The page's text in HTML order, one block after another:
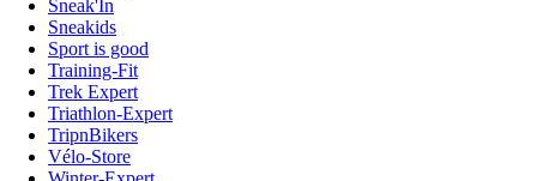
Sneak'In
Sneakids
Sport is good
Training-Fit
Trek Expert
Triathlon-Expert
TripnBikers
Vélo-Store